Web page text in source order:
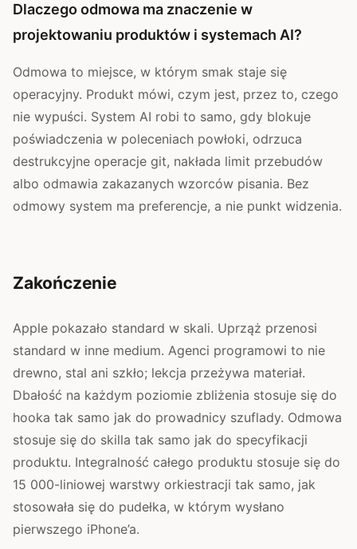
Dlaczego odmowa ma znaczenie w
projektowaniu produktów i systemach AI?
Odmowa to miejsce, w którym smak staje się
operacyjny. Produkt mówi, czym jest, przez to, czego
nie wypuści. System AI robi to samo, gdy blokuje
poświadczenia w poleceniach powłoki, odrzuca
destrukcyjne operacje git, nakłada limit przebudów
albo odmawia zakazanych wzorców pisania. Bez
odmowy system ma preferencje, a nie punkt widzenia.
Zakończenie
Apple pokazało standard w skali. Uprząż przenosi
standard w inne medium. Agenci programowi to nie
drewno, stal ani szkło; lekcja przeżywa materiał.
Dbałość na każdym poziomie zbliżenia stosuje się do
hooka tak samo jak do prowadnicy szuflady. Odmowa
stosuje się do skilla tak samo jak do specyfikacji
produktu. Integralność całego produktu stosuje się do
15 000-liniowej warstwy orkiestracji tak samo, jak
stosowała się do pudełka, w którym wysłano
pierwszego iPhone’a.